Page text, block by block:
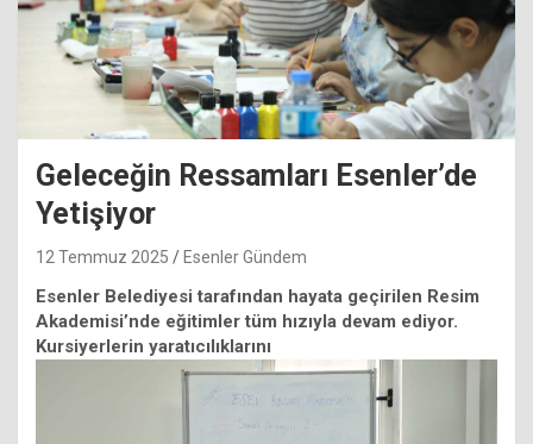
Geleceğin Ressamları Esenler’de
Yetişiyor
12 Temmuz 2025 Esenler Gündem
Esenler Belediyesi tarafından hayata geçirilen Resim
Akademisi’nde eğitimler tüm hızıyla devam ediyor.
Kursiyerlerin yaratıcılıklarını